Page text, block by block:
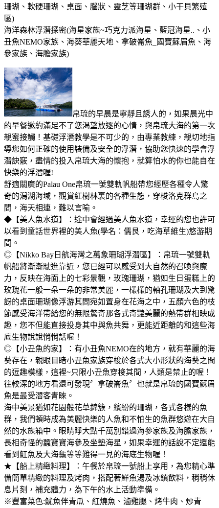
珊瑚、軟硬珊瑚、桌面、腦狀、靈芝等珊瑚群、小干貝繁殖
區)
海洋森林浮潛探密(海星家族~巧克力派海星、藍冠海星..、小
丑魚NEMO家族、海葵華麗天地、拿破崙魚_國寶蘇眉魚、海
參家族、海膽家族)
帛琉的早晨是寧靜且誘人的，如果晨光中
的早餐邀約滿足不了您渴望放逐的心情，與帛琉大海的第一次
親蜜接觸！基礎浮潛教學是不可少的，由專業教練，親切地指
導您如何正確的使用裝備及安全的浮潛，協助您快速的學會浮
潛訣竅，盡情的投入帛琉大海的懷抱，就算怕水的你也能自在
快樂的浮潛喔!
舒適關廣的Palau One帛琉一號雙軌帆船帶您經歷各種令人驚
奇的潟湖海域，觀賞紅樹林裏的各種生態，穿梭洛克群島之
間，海天相連，難以言喻。
◆【美人魚水道】：途中會經過美人魚水道，幸運的您也許可
以看到童話世界裡的美人魚(學名：儒艮，吃海草維生)悠游期
間。
◎【Nikko Bay日航海灣之萬象珊瑚浮潛區】：帛琉一號雙軌
帆船將漸漸駛進靠近，您已經可以感受到大自然的召喚與魔
力，反映在海面上的七彩景觀，玫瑰珊瑚，猶如生日蛋糕上的
玫瑰花一般一朵一朵的非常美麗，一欉欉的軸孔珊瑚及大到驚
訝的桌面珊瑚像浮游其間宛如置身在花海之中，五顏六色的枝
節感受海洋帶給您的無限驚奇那各式奇豔美麗的熱帶群相映成
趣，您不但能直接投身其中與魚共舞，更能近距離的和這些海
底生物說說悄悄話喔！
◎【小丑魚的家】：有小丑魚NEMO在的地方，就有華麗的海
葵存在，親眼目睹小丑魚家族穿梭於各式大小形狀的海葵之間
的逗趣模樣，這裡~只限小丑魚穿梭其間，人類是禁止的喔！
往較深的地方看還可發現〞拿破崙魚〞也就是帛琉的國寶蘇眉
魚是最受潛客青睞。
海中美景猶如花園般花草錦簇，繽紛的珊瑚，各式各樣的魚
群，我們頓時成為美麗快樂的人魚和不怕生的魚群悠遊在大自
然的水族箱中。眼睛睜大點千萬別錯過海參家族及海膽家族，
長相奇怪的蠶寶寶海參及坐墊海星，如果幸運的話說不定還能
看到魟魚及大海龜等等難得一見的海底生物喔！
★【船上精緻料理】：午餐於帛琉一號船上享用，為您精心準
備簡單精緻的料理及烤肉，搭配著鮮魚湯及冰鎮飲料，稍稍休
息片刻，補充體力，為下午的水上活動準備。
※豐富菜色:魷魚伴青瓜、紅燒魚、滷雞腿、烤牛肉、炒青